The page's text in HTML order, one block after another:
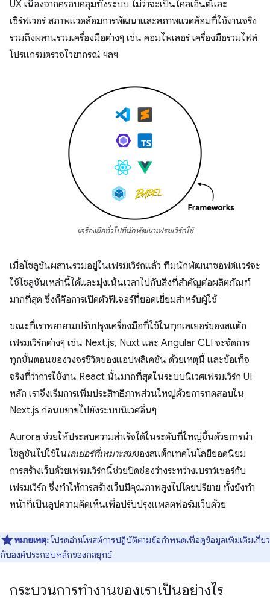
UX เนื่องจากครอบคลุมทั้งระบบ ไม่ว่าจะเป็นไคลเอ็นต์และ
เซิร์ฟเวอร์ สภาพแวดล้อมการพัฒนาและสภาพแวดล้อมที่ใช้งานจริง
รวมถึงผสานรวมเครื่องมือต่างๆ เช่น คอมไพเลอร์ เครื่องมือรวมไฟล์
โปรแกรมตรวจไวยากรณ์ ฯลฯ
เครื่องมือทั่วไปที่นักพัฒนาเฟรมเวิร์กใช้
เมื่อโซลูชันผสานรวมอยู่ในเฟรมเวิร์กแล้ว ทีมนักพัฒนาซอฟต์แวร์จะ
ใช้โซลูชันเหล่านี้ได้และมุ่งเน้นเวลาไปกับสิ่งที่สําคัญต่อผลิตภัณฑ์
มากที่สุด ซึ่งก็คือการเปิดตัวฟีเจอร์ที่ยอดเยี่ยมสําหรับผู้ใช้
ขณะที่เราพยายามปรับปรุงเครื่องมือที่ใช้ในทุกเลเยอร์ของสแต็ก
เฟรมเวิร์กต่างๆ เช่น Next.js, Nuxt และ Angular CLI จะจัดการ
ทุกขั้นตอนของวงจรชีวิตของแอปพลิเคชัน ด้วยเหตุนี้ และข้อเท็จ
จริงที่ว่าการใช้งาน React นั้นมากที่สุดในระบบนิเวศเฟรมเวิร์ก UI
หลัก เราจึงเริ่มการเพิ่มประสิทธิภาพส่วนใหญ่ด้วยการทดสอบใน
Next.js ก่อนขยายไปยังระบบนิเวศอื่นๆ
Aurora ช่วยให้ประสบความสำเร็จได้ในระดับที่ใหญ่ขึ้นด้วยการนำ
โซลูชันไปใช้ในเลเยอร์ที่เหมาะสมของสแต็กเทคโนโลยียอดนิยม
การสร้างเว็บด้วยเฟรมเวิร์กนี้ช่วยปิดช่องว่างระหว่างเบราว์เซอร์กับ
เฟรมเวิร์ก ซึ่งทำให้การสร้างเว็บมีคุณภาพสูงไปโดยปริยาย ทั้งยังทำ
หน้าที่เป็นลูปความคิดเห็นเพื่อปรับปรุงแพลตฟอร์มเว็บด้วย
หมายเหตุ:โปรดอ่านโพสต์การปฏิบัติตามข้อกำหนดเพื่อดูข้อมูลเพิ่มเติมเกี่ยว
กับองค์ประกอบหลักของกลยุทธ์
กระบวนการทํางานของเราเป็นอย่างไร